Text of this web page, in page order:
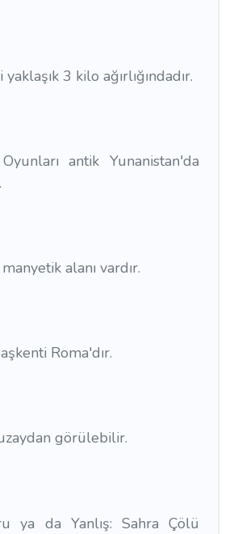
3 kilo ağırlığındadır.
antik Yunanistan'da
alanı vardır.
Roma'dır.
görülebilir.
ya da Yanlış: Sahra Çölü